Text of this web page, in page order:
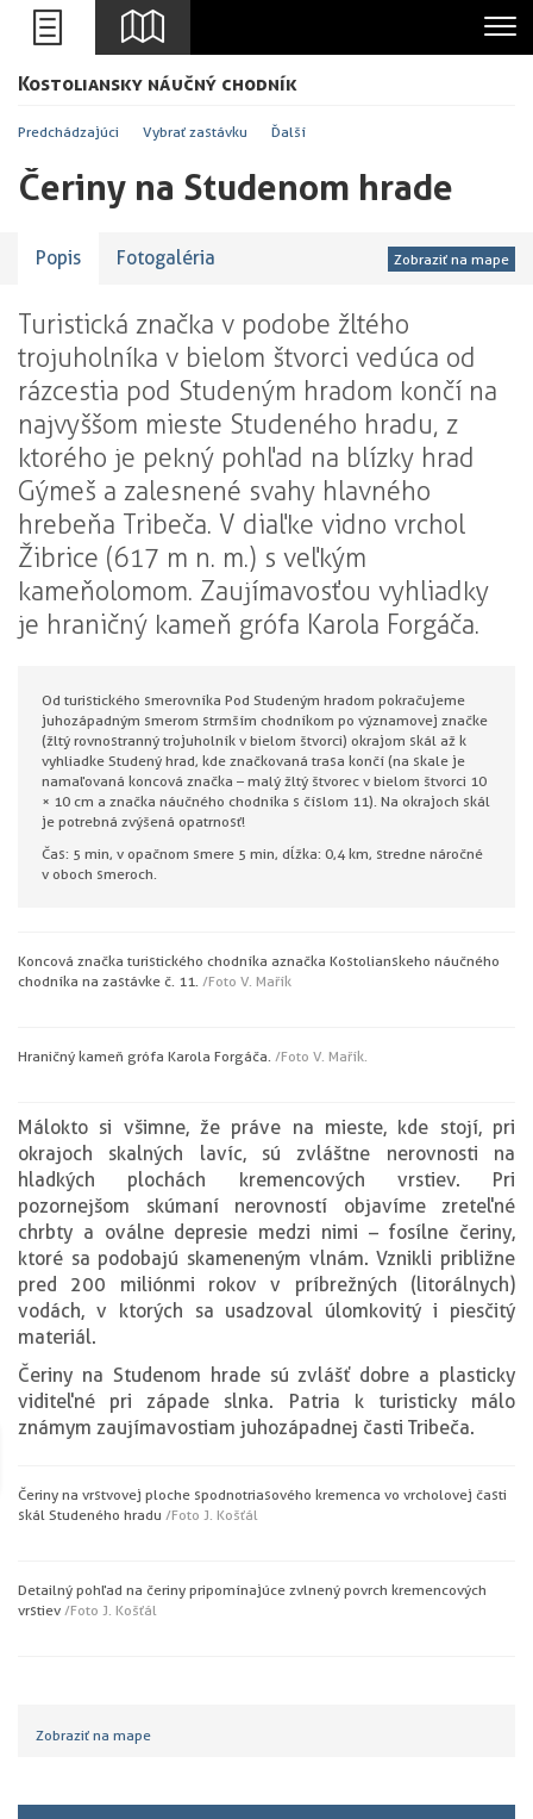
+
-
Kostoliansky náučný chodník
Predchádzajúci Vybrať zastávku Ďalší
Čeriny na Studenom hrade
Popis Fotogaléria Zobraziť na mape
Turistická značka v podobe žltého
trojuholníka v bielom štvorci vedúca od
rázcestia pod Studeným hradom končí na
najvyššom mieste Studeného hradu, z
ktorého je pekný pohľad na blízky hrad
Gýmeš a zalesnené svahy hlavného
hrebeňa Tribeča. V diaľke vidno vrchol
Žibrice (617 m n. m.) s veľkým
kameňolomom. Zaujímavosťou vyhliadky
je hraničný kameň grófa Karola Forgáča.
Od turistického smerovníka Pod Studeným hradom pokračujeme
juhozápadným smerom strmším chodníkom po významovej značke
(žltý rovnostranný trojuholník v bielom štvorci) okrajom skál až k
vyhliadke Studený hrad, kde značkovaná trasa končí (na skale je
namaľovaná koncová značka – malý žltý štvorec v bielom štvorci 10
× 10 cm a značka náučného chodníka s číslom 11). Na okrajoch skál
je potrebná zvýšená opatrnosť!
Čas: 5 min, v opačnom smere 5 min, dĺžka: 0,4 km, stredne náročné
v oboch smeroch.
Koncová značka turistického chodníka a značka Kostolianskeho náučného
chodníka na zastávke č. 11. /Foto V. Mařík
Hraničný kameň grófa Karola Forgáča. /Foto V. Mařík.
Málokto si všimne, že práve na mieste, kde stojí, pri
okrajoch skalných lavíc, sú zvláštne nerovnosti na
hladkých plochách kremencových vrstiev. Pri
pozornejšom skúmaní nerovností objavíme zreteľné
chrbty a oválne depresie medzi nimi – fosílne čeriny,
ktoré sa podobajú skameneným vlnám. Vznikli približne
pred 200 miliónmi rokov v príbrežných (litorálnych)
vodách, v ktorých sa usadzoval úlomkovitý i piesčitý
materiál.
Čeriny na Studenom hrade sú zvlášť dobre a plasticky
viditeľné pri západe slnka. Patria k turisticky málo
známym zaujímavostiam juhozápadnej časti Tribeča.
Čeriny na vrstvovej ploche spodnotriasového kremenca vo vrcholovej časti
skál Studeného hradu /Foto J. Košťál
Detailný pohľad na čeriny pripomínajúce zvlnený povrch kremencových
vrstiev /Foto J. Košťál
Zobraziť na mape